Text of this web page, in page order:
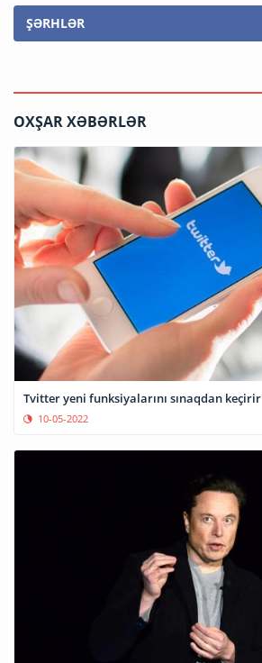
ŞƏRHLƏR
OXŞAR XƏBƏRLƏR
Tvitter yeni funksiyalarını sınaqdan keçirir
10-05-2022